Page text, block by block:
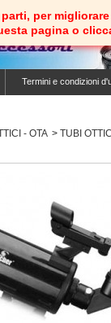
Termini e condizioni
- OTA > TUBI
per
pagina o